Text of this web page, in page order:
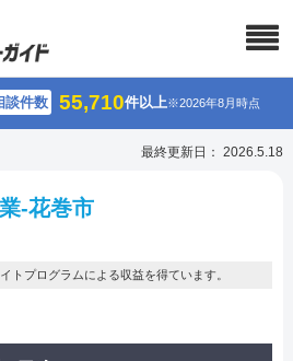
談件数 55,710件以上※2026年8月時点
最終更新日： 2026.5.18
-花巻市
トプログラムによる収益を得ています。